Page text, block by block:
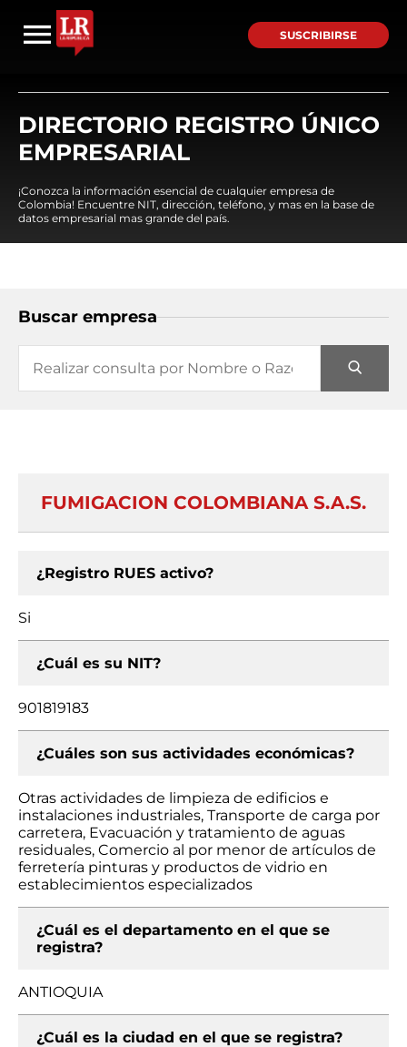
SUSCRIBIRSE
DIRECTORIO REGISTRO ÚNICO
EMPRESARIAL
¡Conozca la información esencial de cualquier empresa de
Colombia! Encuentre NIT, dirección, teléfono, y mas en la base de
datos empresarial mas grande del país.
Buscar empresa
FUMIGACION COLOMBIANA S.A.S.
¿Registro RUES activo?
Si
¿Cuál es su NIT?
901819183
¿Cuáles son sus actividades económicas?
Otras actividades de limpieza de edificios e
instalaciones industriales, Transporte de carga por
carretera, Evacuación y tratamiento de aguas
residuales, Comercio al por menor de artículos de
ferretería pinturas y productos de vidrio en
establecimientos especializados
¿Cuál es el departamento en el que se
registra?
ANTIOQUIA
¿Cuál es la ciudad en el que se registra?